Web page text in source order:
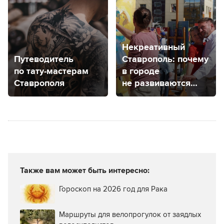
в общество?
Путеводитель
по тату-мастерам
Ставрополя
Некреативный
Ставрополь: почему
в городе
не развиваются
творческие
Также вам может быть интересно:
Гороскоп на 2026 год для Рака
Маршруты для велопрогулок от заядлых